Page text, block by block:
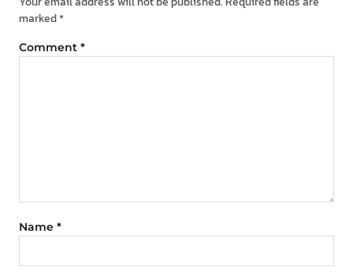
marked*
Comment *
Name *